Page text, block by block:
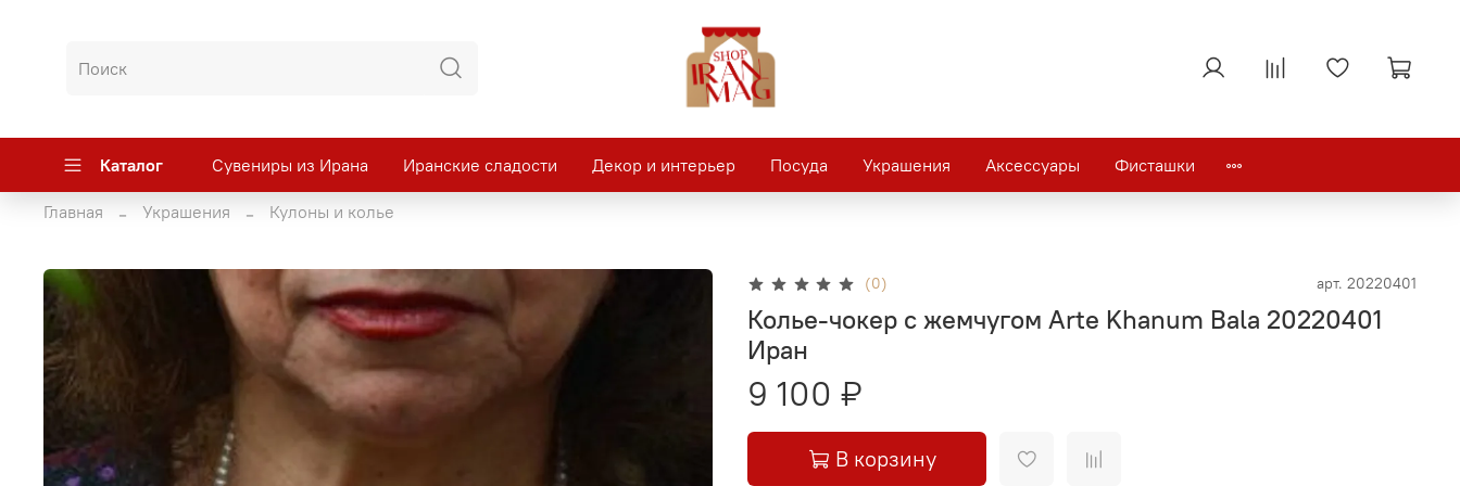
Каталог Сувениры из Ирана Иранские сладости Декор и интерьер Посуда Украшения Аксессуары Фисташки
Главная Украшения Кулоны и колье
(0) арт. 20220401
Колье-чокер с жемчугом Arte Khanum Bala 20220401
Иран
9 100 ₽
В корзину